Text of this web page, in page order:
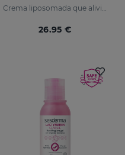
Crema liposomada que alivia el picor y el enrojecimiento de las irritaciones cutáneas
26.95 €